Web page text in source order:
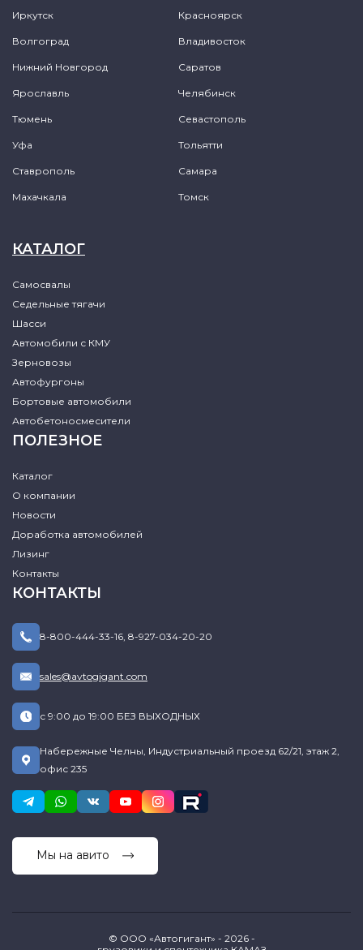
Иркутск Красноярск
Волгоград Владивосток
Нижний Новгород Саратов
Ярославль Челябинск
Тюмень Севастополь
Уфа Тольятти
Ставрополь Самара
Махачкала Томск
КАТАЛОГ
Самосвалы
Седельные тягачи
Шасси
Автомобили с КМУ
Зерновозы
Автофургоны
Бортовые автомобили
Автобетоносмесители
ПОЛЕЗНОЕ
Каталог
О компании
Новости
Доработка автомобилей
Лизинг
Контакты
КОНТАКТЫ
8-800-444-33-16 8-927-034-20-20
sales@avtogigant.com
с 9:00 до 19:00 БЕЗ ВЫХОДНЫХ
Набережные Челны, Индустриальный проезд 62/21, этаж 2,
офис 235
Мы на авито
© ООО «Автогигант» - 2026 -